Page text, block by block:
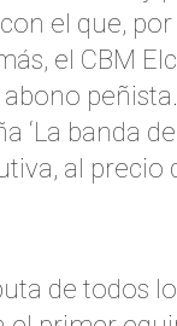
el que,
el CBM
‘La banda
al precio
de todos